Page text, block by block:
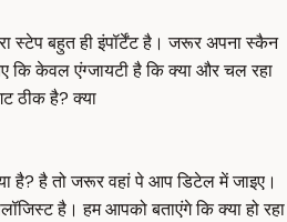
स्टेप बहुत ही इंपॉर्टेंट है। जरूर अपना स्कैन
कि केवल एंग्जायटी है कि क्या और चल रहा
ठीक है? क्या
है? है तो जरूर वहां पे आप डिटेल में जाइए।
है। हम आपको बताएंगे कि क्या हो रहा